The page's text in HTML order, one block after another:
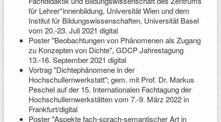
für Lehrer*innenbildung, Universität Wien und dem
Institut für Bildungswissenschaften, Universität Basel
vom 20.-23. Juli 2021 digital
Poster "Beobachtungen von Phänomenen als Zugang
zu Konzepten von Dichte", GDCP Jahrestagung
13.-16. September 2021 digital
Vortrag "Dichtephänomene in der
Hochschullernwerkstatt"; gem. mit Prof. Dr. Markus
Peschel auf der 15. Internationalen Fachtagung der
Hochschullernwerkstätten vom 7.-9. März 2022 in
Frankfurt/digital
Poster "Aspekte fach-sprach-semantischer Art in